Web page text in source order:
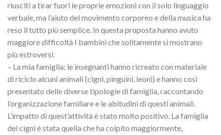
riusciti a tirar fuori le proprie emozioni con il solo linguaggio
verbale, ma l’aiuto del movimento corporeo e della musica ha
reso il tutto più semplice. In questa proposta hanno avuto
maggiore difficoltà I bambini che solitamente si mostrano
più estroversi.
– La mia famiglia: le insegnanti hanno ricreato con materiale
di riciclo alcuni animali (cigni, pinguini, leoni) e hanno così
presentato delle diverse tipologie di famiglia, raccontando
l’organizzazione familiare e le abitudini di questi animali.
L’impatto di quest’attività è stato molto positivo. La famiglia
dei cigni è stata quella che ha colpito maggiormente,